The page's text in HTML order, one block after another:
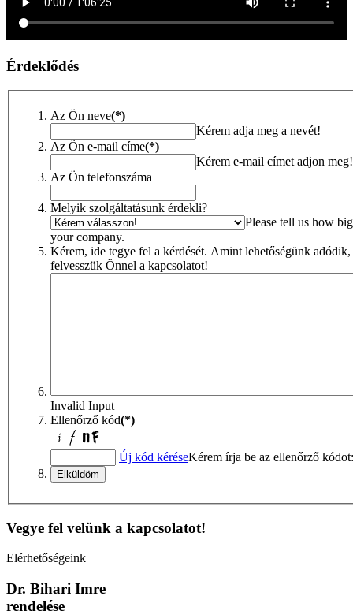
Érdeklődés
Az Ön neve(*)
Kérem adja meg a nevét!
Az Ön e-mail címe(*)
Kérem e-mail címet adjon meg!
Az Ön telefonszáma
Melyik szolgáltatásunk érdekli?
Please tell us how
your company.
Kérem, ide tegye fel a kérdését. Amint lehetőségünk adódik,
felvesszük Önnel a kapcsolatot!
Invalid Input
Ellenőrző kód(*)
Új kód kéréseKérem írja be az ellenőrző kódot:
Vegye fel velünk a kapcsolatot!
Elérhetőségeink
Dr. Bihari Imre
rendelése